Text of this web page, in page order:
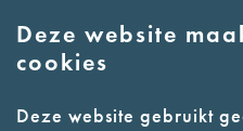
Deze website
cookies
Deze website gebruikt
E: